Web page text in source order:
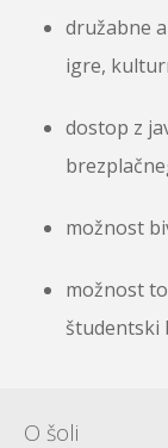
družabne
igre,
dostop z
možnost
možnost
študentski
O šoli